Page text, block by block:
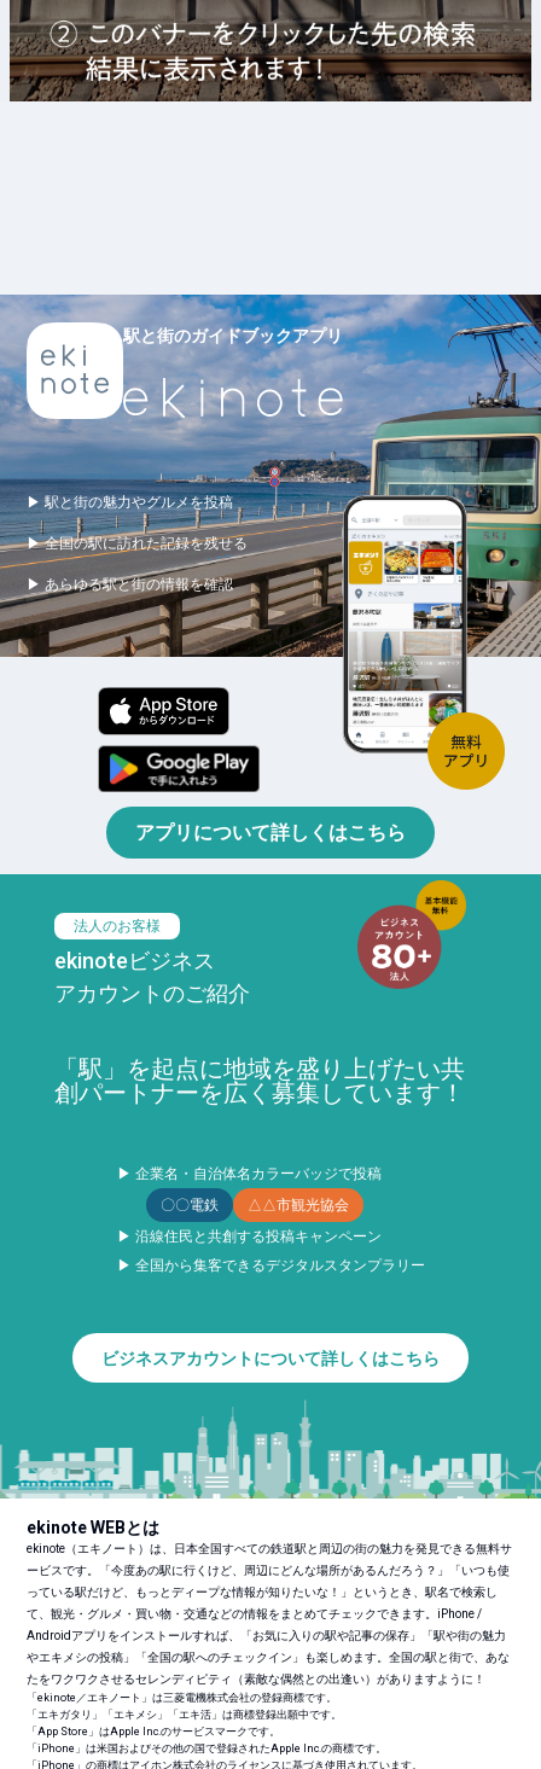
駅と街のガイドブックアプリ
▶ 駅と街の魅力やグルメを投稿
▶ 全国の駅に訪れた記録を残せる
▶ あらゆる駅と街の情報を確認
アプリについて詳しくはこちら
法人のお客様
ekinoteビジネス
アカウントのご紹介
「駅」を起点に地域を盛り上げたい共
創パートナーを広く募集しています！
▶ 企業名・自治体名カラーバッジで投稿
〇〇電鉄
△△市観光協会
▶ 沿線住民と共創する投稿キャンペーン
▶ 全国から集客できるデジタルスタンプラリー
ビジネスアカウントについて詳しくはこちら
ekinote WEBとは
ekinote（エキノート）は、日本全国すべての鉄道駅と周辺の街の魅力を発見できる無料サ
ービスです。「今度あの駅に行くけど、周辺にどんな場所があるんだろう？」「いつも使
っている駅だけど、もっとディープな情報が知りたいな！」というとき、駅名で検索し
て、観光・グルメ・買い物・交通などの情報をまとめてチェックできます。iPhone /
Androidアプリをインストールすれば、「お気に入りの駅や記事の保存」「駅や街の魅力
やエキメシの投稿」「全国の駅へのチェックイン」も楽しめます。全国の駅と街で、あな
たをワクワクさせるセレンディピティ（素敵な偶然との出逢い）がありますように！
「ekinote／エキノート」は三菱電機株式会社の登録商標です。
「エキガタリ」「エキメシ」「エキ活」は商標登録出願中です。
「App Store」はApple Inc.のサービスマークです。
「iPhone」は米国およびその他の国で登録されたApple Inc.の商標です。
「iPhone」の商標はアイホン株式会社のライセンスに基づき使用されています。